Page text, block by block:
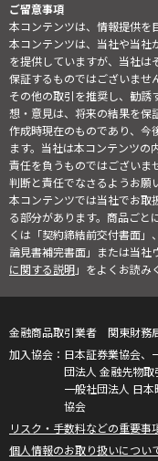
ご留意事項
本コンテンツは、情報提供を
本コンテンツは、当社や当社
を提供していますが、当社は
保証するものではございませ
その他の取引を推奨し、勧誘
想・意見は、将来の結果を保
作成時現在のものであり、今
ます。当社は本コンテンツの
責任を負うものではございま
判断と責任でなさるようお願
本コンテンツでは当社でお取
る部分があります。商品ごと
くは「契約締結前交付書面
論見書補完書面」または当社
に関する説明」をよくお読み
金融商品取引業者 関東財務
日本証券業協会、
団法人 金融先物取
一般社団法人 日
協会
リスク・手数料などの重要事
個人情報のお取り扱いについ